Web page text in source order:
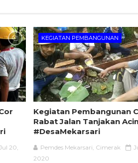
20,
KEGIATAN PEMBANGUNAN
Kegiatan Pembangunan
Rabat Jalan Tanjakan
#DesaMekarsari
Pemdes Mekarsari, Cimerak
2020